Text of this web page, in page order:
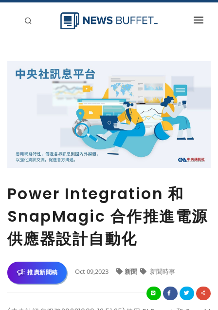
Power Integration 和
SnapMagic 合作推進電源
供應器設計自動化
推廣新聞稿 Oct 09,2023 新聞 新聞時事